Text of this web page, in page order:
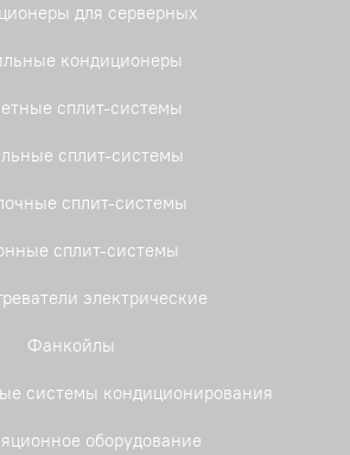
для серверных
кондиционеры
сплит-системы
сплит-системы
сплит-системы
сплит-системы
электрические
Фанкойлы
системы кондиционирования
оборудование